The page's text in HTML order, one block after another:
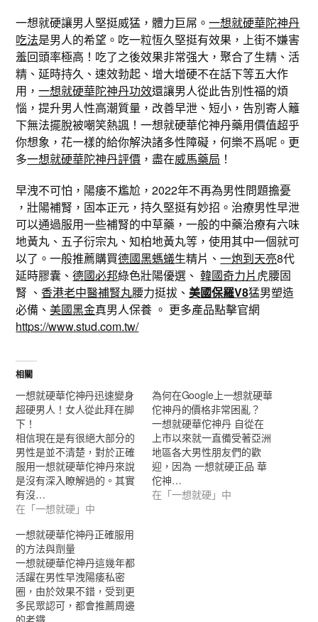
一想就硬讓男人堅挺威猛，體力巨屌。一想就硬華陀神丹
吃法是男人的希望。吃一粒恆久堅挺有效果，上街不嫌害
羞回頭率極高！吃了之後效果非常强大，聚合了生精、活
精、延時持久、速效勃起、增大增硬不在話下等五大作
用，一想就硬華陀神丹功效還讓男人從此告別性福的煩
惱，提升男人性高潮質量，改善早泄、短小，告別寄人籬
下無法擺脫被嘲笑熱諷！一想就硬華佗神丹藥用價值超乎
你想象，花一樣的給你解決諸多性障礙，何樂不爲呢。更
多一想就硬華陀神丹評價 ，盡在威馬藥局 ！
早洩不可怕，陽痿不尷尬，2022年不再為男性問題擔憂
，壯陽補腎，固本正元，持久堅挺有妙招。治療男性早泄
可以通過服用一些補腎的中草藥，一般的中藥治療有六味
地黃丸、五子衍宗丸、知柏地黃丸等，使用其中一個就可
以了。一般推薦購買德國黑螞蟻生精片、一炮到天亮8代
延時膠囊、德國必邦綠色壯陽優選、韓國奇力片虎腰固
腎 、香港老中醫補腎丸腰力挺拔、美國保羅V8猛男塑造
必備、美國黑金真男人保養 。 更多產品點擊官網
https://www.stud.com.tw/
相關
一想就硬華佗神丹迅速變身
超硬男人！女人從此拜在脚
下！
相信現在是有很絕大部分的
男性是並不清楚，對於正確
服用一想就硬華佗神丹來說
是沒有深入瞭解過的。其實
有沒…
在「一想就硬」中
為何在Google上一想就硬華
佗神丹的價格非常困亂？
一想就硬華佗神丹 自從在
上市以來就一直備受著亞洲
地區各大男性朋友們的歡
迎，因為 一想就硬正品 華
佗神…
在「一想就硬」中
一想就硬華佗神丹正確服用
的方法與劑量
一想就硬華佗神丹這幾年都
活躍在男性早洩陽痿私密
圈，由於效果不錯，受到更
多民眾認可，都會推薦周邊
的老鐵…